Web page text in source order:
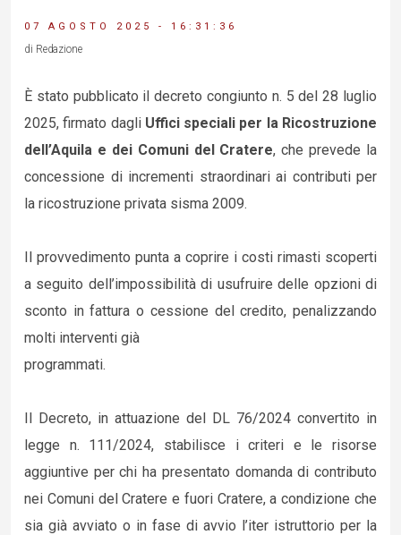
07 AGOSTO 2025 - 16:31:36
di Redazione
È stato pubblicato il decreto congiunto n. 5 del 28 luglio
2025, firmato dagli Uffici speciali per la Ricostruzione
dell’Aquila e dei Comuni del Cratere, che prevede la
concessione di incrementi straordinari ai contributi per
la ricostruzione privata sisma 2009.
Il provvedimento punta a coprire i costi rimasti scoperti
a seguito dell’impossibilità di usufruire delle opzioni di
sconto in fattura o cessione del credito, penalizzando
molti interventi già
programmati.
Il Decreto, in attuazione del DL 76/2024 convertito in
legge n. 111/2024, stabilisce i criteri e le risorse
aggiuntive per chi ha presentato domanda di contributo
nei Comuni del Cratere e fuori Cratere, a condizione che
sia già avviato o in fase di avvio l’iter istruttorio per la